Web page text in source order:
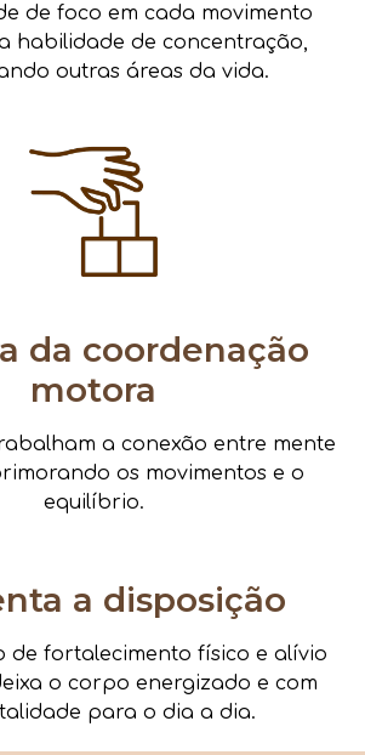
de foco em cada movimento
habilidade de concentração,
outras áreas da vida.
da coordenação
motora
a conexão entre mente
os movimentos e o
equilíbrio.
a disposição
de fortalecimento físico e alívio
o corpo energizado e com
para o dia a dia.